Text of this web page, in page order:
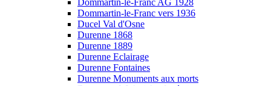
Dommartin-le-Franc AG 1928
Dommartin-le-Franc vers 1936
Ducel Val d'Osne
Durenne 1868
Durenne 1889
Durenne Eclairage
Durenne Fontaines
Durenne Monuments aux morts